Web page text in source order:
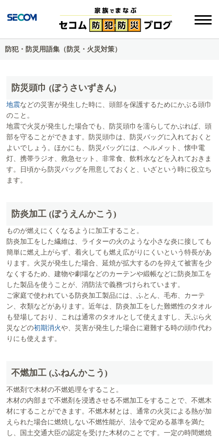
防犯・防災用語集（防災・火災対策）
防災頭巾 (ぼうさいずきん)
地震などの災害が発生した時に、頭部を保護するためにかぶる頭巾
のこと。
地震で火災が発生した場合でも、防災頭巾を濡らしてかぶれば、頭
部を守ることができます。防災頭巾は、防災バッグに入れておくと
よいでしょう。ほかにも、防災バッグには、ヘルメット、懐中電
灯、携帯ラジオ、救急セット、非常食、飲料水などを入れておきま
す。日頃から防災バッグを用意しておくと、いざという時に役立ち
ます。
防炎加工 (ぼうえんかこう)
ものが燃えにくくなるように加工すること。
防炎加工をした繊維は、ライターの火のような小さな炎に接しても
簡単に燃え上がらず、着火しても燃え広がりにくいという特長があ
ります。火災が発生した場合、延焼が拡大するのを抑えて被害を少
なくするため、建物や劇場などのカーテンや緞帳などに防炎加工を
した製品を使うことが、消防法で義務づけられています。
ご家庭で使われている防炎加工製品には、ふとん、毛布、カーテ
ン、衣類などがあります。近年は、防炎加工をした難燃性のタオル
も登場しており、これは通常のタオルとして使えますし、天ぷら火
災などの初期消火や、災害が発生した場合に避難する時の頭巾代わ
りにも使えます。
不燃加工 (ふねんかこう)
不燃剤で木材の不燃処理をすること。
木材の内部まで不燃剤を浸透させる不燃加工をすることで、不燃木
材にすることができます。不燃木材とは、通常の火災による熱が加
えられた場合に燃焼しない不燃性能が、法令で定める基準を満た
し、国土交通大臣の認定を受けた木材のことです。一定の時間燃焼